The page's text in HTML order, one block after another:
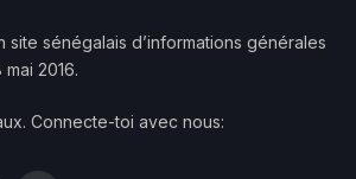
site sénégalais d’informations générales
2016.
Connecte-toi avec nous: